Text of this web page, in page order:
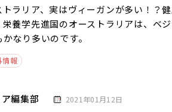
ラリア、実はヴィーガンが多い！？
養学先進国のオーストラリアは、ベ
なり多いのです。
情報
編集部 2021年01月12日